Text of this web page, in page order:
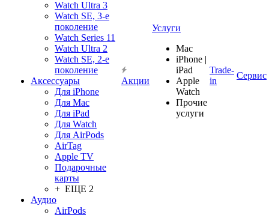
Watch Ultra 3
Watch SE, 3-е
поколение
Watch Series 11
Watch Ultra 2
Watch SE, 2-е
поколение
Аксессуары
Для iPhone
Для Mac
Для iPad
Для Watch
Для AirPods
AirTag
Apple TV
Подарочные
карты
+ ЕЩЕ 2
Аудио
AirPods
Акции
Услуги
Mac
iPhone |
iPad
Apple
Watch
Прочие
услуги
Trade-
in
Сервис